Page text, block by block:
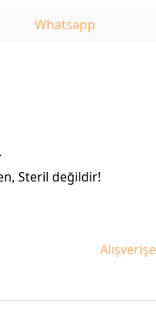
Whatsapp
Steril değildir!